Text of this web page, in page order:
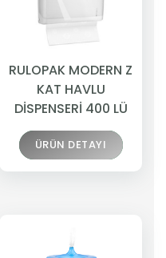
RULOPAK MODERN Z
KAT HAVLU
DİSPENSERİ 400 LÜ
ÜRÜN DETAYI